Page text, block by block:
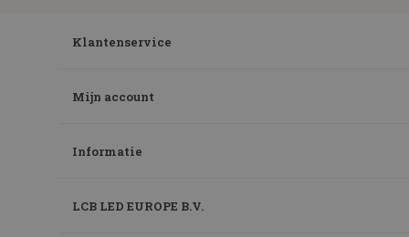
Klantenservice
Mijn account
Informatie
LCB LED EUROPE B.V.